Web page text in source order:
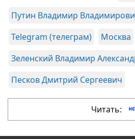
Путин Владимир
Telegram (телеграм)
Москва
Зеленский Владимир
Песков Дмитрий Сергеевич
Читать: